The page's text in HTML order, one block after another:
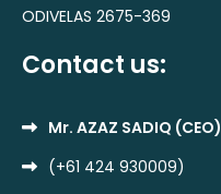
ODIVELAS 2675-369
Contact us:
Mr. AZAZ SADIQ (CEO)
(+61 424 930009)